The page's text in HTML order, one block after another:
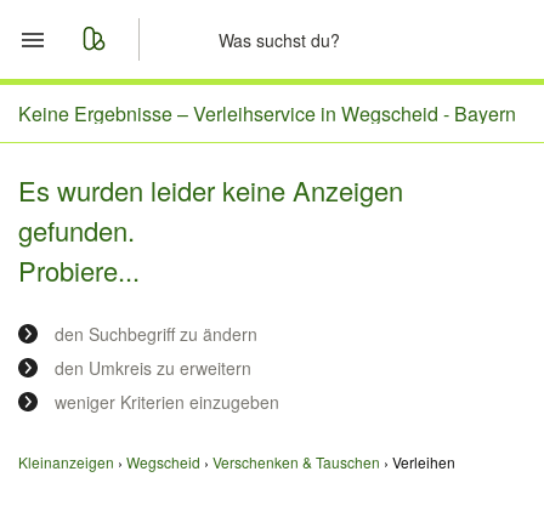
Start
Nachrichten
Anzeige aufgeben
Keine Ergebnisse –Verleihservice in Wegscheid - Bayern
Es wurden leider keine Anzeigen
gefunden.
Probiere...
den Suchbegriff zu ändern
den Umkreis zu erweitern
weniger Kriterien einzugeben
Kleinanzeigen Wegscheid Verschenken & Tauschen Verleihen